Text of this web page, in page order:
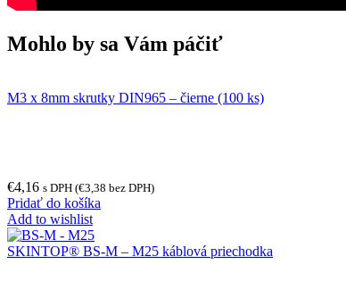
Mohlo by sa Vám páčiť
M3 x 8mm skrutky DIN965 – čierne (100 ks)
€4,16 s DPH (€3,38 bez DPH)
Pridať do košíka
Add to wishlist
SKINTOP® BS-M – M25 káblová priechodka